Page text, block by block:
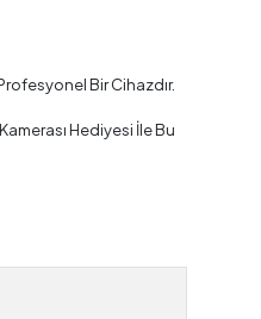
Bir Cihazdır.
Hediyesi İle Bu